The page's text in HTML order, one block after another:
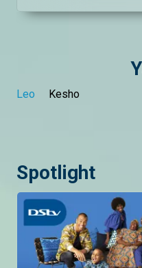
Leo Kesho
Spotlight